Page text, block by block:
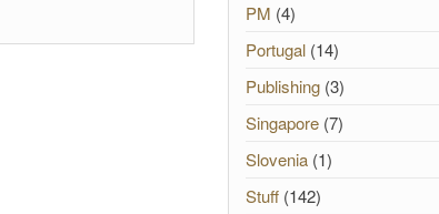
PM (4)
Portugal(14)
Publishing(3)
Singapore(7)
Slovenia(1)
Stuff(142)